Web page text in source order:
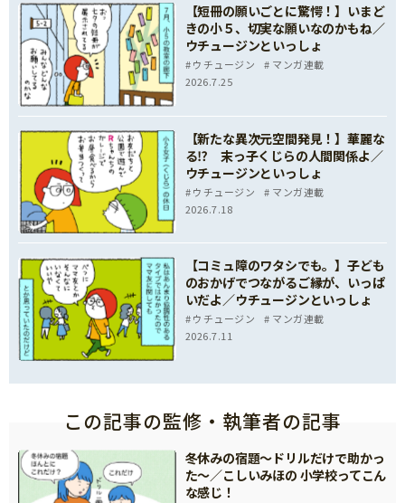
【短冊の願いごとに驚愕！】いまど
きの小５、切実な願いなのかもね／
ウチュージンといっしょ
ウチュージン
マンガ連載
2026.7.25
【新たな異次元空間発見！】華麗な
る⁉ 末っ子くじらの人間関係よ／
ウチュージンといっしょ
ウチュージン
マンガ連載
2026.7.18
【コミュ障のワタシでも。】子ども
のおかげでつながるご縁が、いっぱ
いだよ／ウチュージンといっしょ
ウチュージン
マンガ連載
2026.7.11
この記事の監修・執筆者の記事
冬休みの宿題～ドリルだけで助かっ
た～／こしいみほの 小学校ってこん
な感じ！